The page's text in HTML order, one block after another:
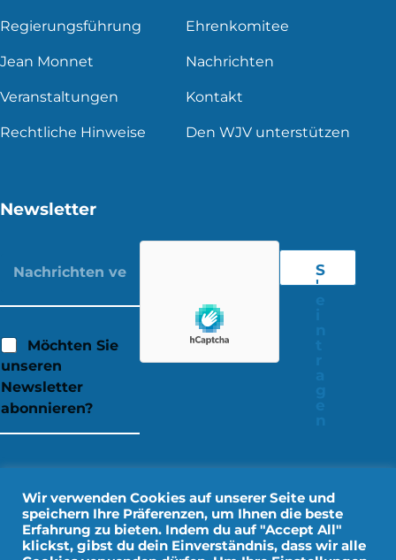
Regierungsführung Ehrenkomitee
Jean Monnet Nachrichten
Veranstaltungen Kontakt
Rechtliche Hinweise Den WJV unterstützen
Newsletter
Möchten Sie
unseren
Newsletter
abonnieren?
S
'
Wir verwenden Cookies auf unserer Seite und
speichern Ihre Präferenzen, um Ihnen die beste
Erfahrung zu bieten. Indem du auf "Accept All"
klickst, gibst du dein Einverständnis, dass wir alle